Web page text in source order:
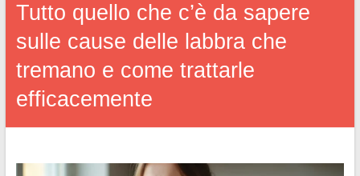
Tutto quello che c’è da sapere
sulle cause delle labbra che
tremano e come trattarle
efficacemente